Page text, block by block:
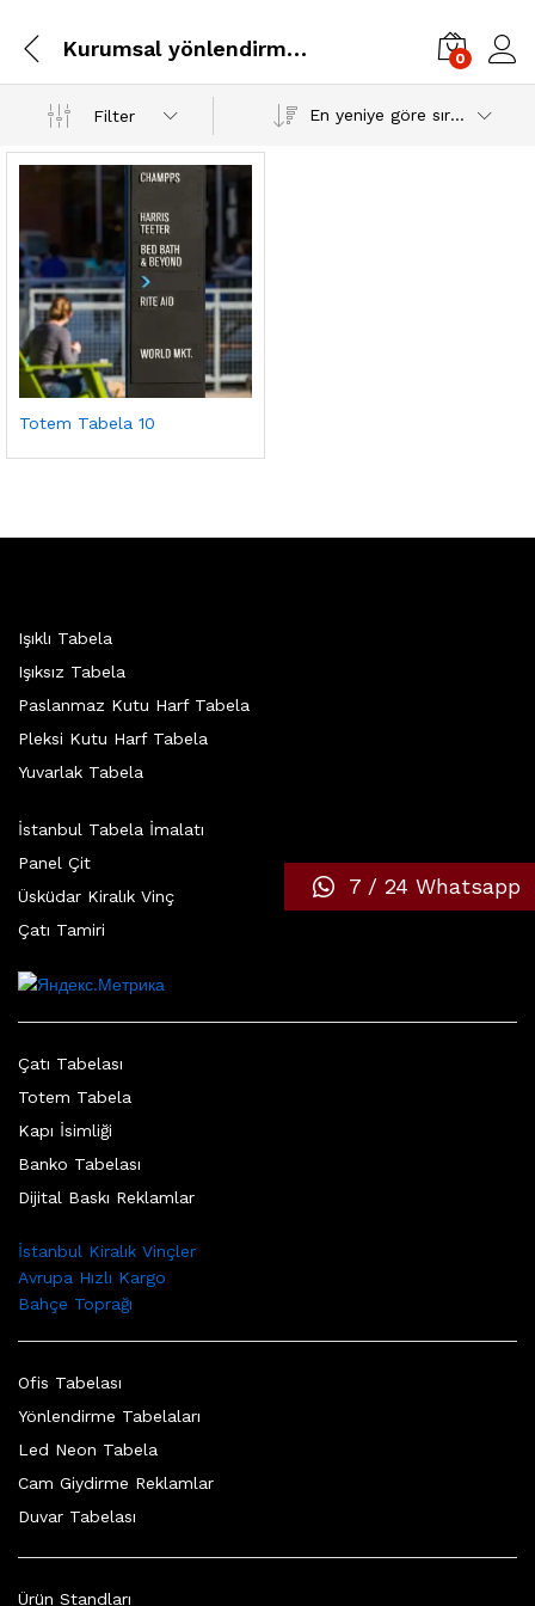
Kurumsal yönlendirme totem tabelaları 0
Filter En yeniye göre sırala
Totem Tabela 10
Işıklı Tabela
Işıksız Tabela
Paslanmaz Kutu Harf Tabela
Pleksi Kutu Harf Tabela
Yuvarlak Tabela
İstanbul Tabela İmalatı
Panel Çit
Üsküdar Kiralık Vinç
Çatı Tamiri
Çatı Tabelası
Totem Tabela
Kapı İsimliği
Banko Tabelası
Dijital Baskı Reklamlar
İstanbul Kiralık Vinçler
Avrupa Hızlı Kargo
Bahçe Toprağı
Ofis Tabelası
Yönlendirme Tabelaları
Led Neon Tabela
Cam Giydirme Reklamlar
Duvar Tabelası
Ürün Standları
7 / 24 Whatsapp